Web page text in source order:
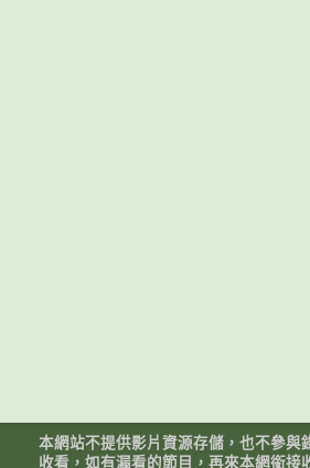
本網站不提供影片資源存儲，也不參與
收看，如有漏看的節目，再來本網銜接